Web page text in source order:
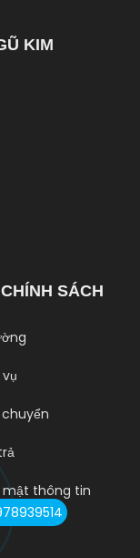
KIM
SÁCH
mật thông tin